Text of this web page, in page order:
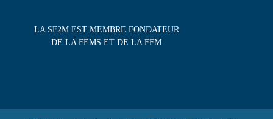
LA SF2M EST MEMBRE FONDATEUR
DE LA FEMS ET DE LA FFM